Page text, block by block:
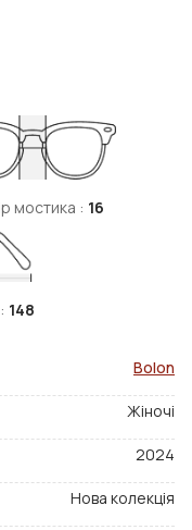
мостика : 16
148
Bolon
Жіночі
2024
Нова колекція